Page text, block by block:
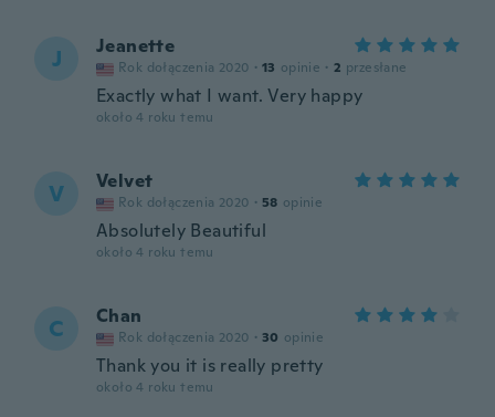
J Jeanette
Rok dołączenia 2020 · 13 opinie · 2 przesłane
Exactly what I want. Very happy
około 4 roku temu
V Velvet
Rok dołączenia 2020 · 58 opinie
Absolutely Beautiful
około 4 roku temu
C Chan
Rok dołączenia 2020 · 30 opinie
Thank you it is really pretty
około 4 roku temu